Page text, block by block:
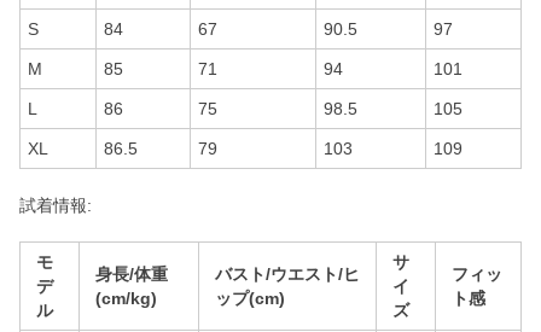
S 84 67 90.5 97
M 85 71 94 101
L 86 75 98.5 105
XL 86.5 79 103 109
試着情報:
モ
デ
ル
身長/体重
(cm/kg)
バスト/ウエスト/ヒ
ップ(cm)
サ
イ
ズ
フィッ
ト感